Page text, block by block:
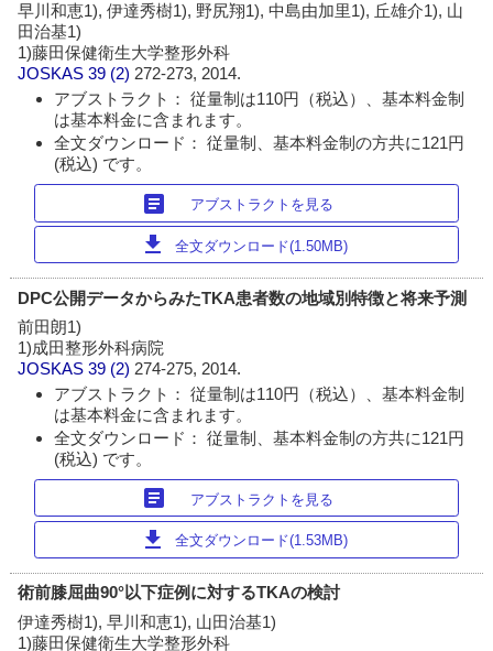
早川和恵1), 伊達秀樹1), 野尻翔1), 中島由加里1), 丘雄介1), 山
田治基1)
1)藤田保健衛生大学整形外科
JOSKAS 39 (2) 272-273, 2014.
アブストラクト： 従量制は110円（税込）、基本料金制
は基本料金に含まれます。
全文ダウンロード： 従量制、基本料金制の方共に121円
(税込) です。
article アブストラクトを見る
download 全文ダウンロード(1.50MB)
DPC公開データからみたTKA患者数の地域別特徴と将来予測
前田朗1)
1)成田整形外科病院
JOSKAS 39 (2) 274-275, 2014.
アブストラクト： 従量制は110円（税込）、基本料金制
は基本料金に含まれます。
全文ダウンロード： 従量制、基本料金制の方共に121円
(税込) です。
article アブストラクトを見る
download 全文ダウンロード(1.53MB)
術前膝屈曲90°以下症例に対するTKAの検討
伊達秀樹1), 早川和恵1), 山田治基1)
1)藤田保健衛生大学整形外科